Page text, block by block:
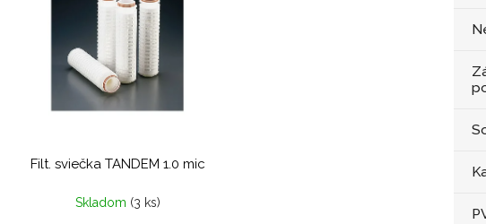
Filt. sviečka TANDEM 1.0 mic
Skladom (3 ks)